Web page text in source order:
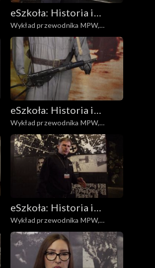
eSzkoła: Historia i
Literatura
Wykład przewodnika MPW,
Najciekawsza broń
eSzkoła: Historia i
Literatura
Wykład przewodnika MPW,
Mundury
eSzkoła: Historia i
Literatura
Wykład przewodnika MPW,
Ochota